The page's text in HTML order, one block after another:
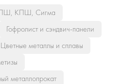
ПШ, КПШ, Сигма
Гофролист и сэндвич-панели
Цветные металлы и сплавы
металлопрокат